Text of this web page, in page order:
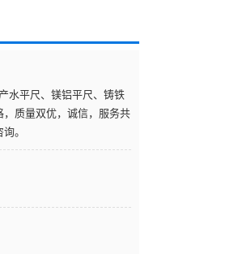
水平尺、镁铝平尺、铸铁
质量双优，诚信，服务共
。